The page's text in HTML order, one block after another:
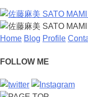
Home Blog Profile
FOLLOW ME